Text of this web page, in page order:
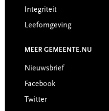
Integriteit
Leefomgeving
MEER GEMEENTE.NU
Nieuwsbrief
Facebook
Twitter